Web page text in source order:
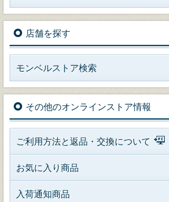
店舗を探す
モンベルストア検索
その他のオンラインストア情報
ご利用方法と返品・交換について
お気に入り商品
入荷通知商品